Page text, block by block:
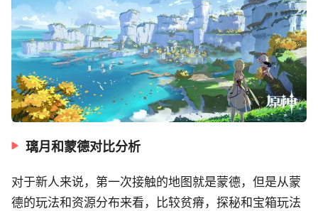
璃月和蒙德对比分析
对于新人来说，第一次接触的地图就是蒙德，但是从蒙
德的玩法和资源分布来看，比较贫瘠，探秘和宝箱玩法